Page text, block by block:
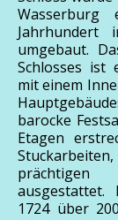
Jahrhundert
umgebaut.
Schlosses ist
mit einem
barocke
Etagen
ausgestattet.
1724 über